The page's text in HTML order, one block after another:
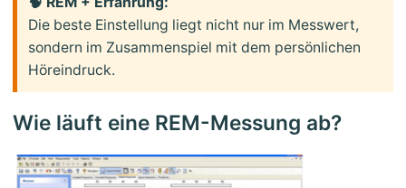
Die beste Einstellung liegt nicht nur im Messwert,
sondern im Zusammenspiel mit dem persönlichen
Höreindruck.
Wie läuft eine REM-Messung ab?